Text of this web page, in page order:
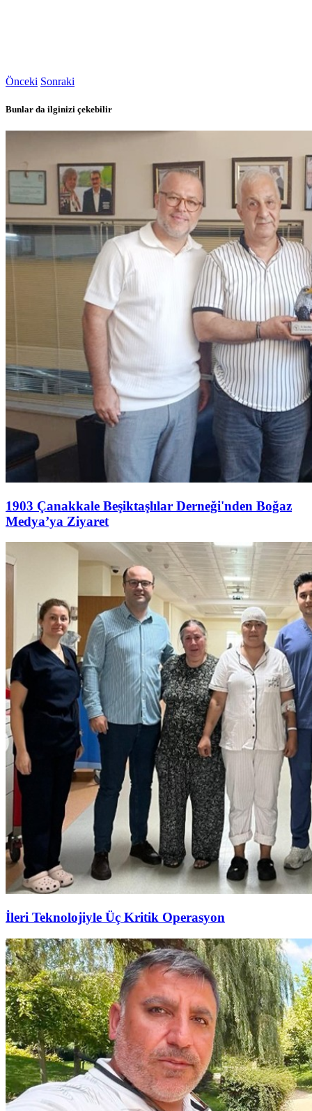
Önceki Sonraki
Bunlar da ilginizi çekebilir
1903 Çanakkale Beşiktaşlılar Derneği'nden Boğaz
Medya’ya Ziyaret
İleri Teknolojiyle Üç Kritik Operasyon